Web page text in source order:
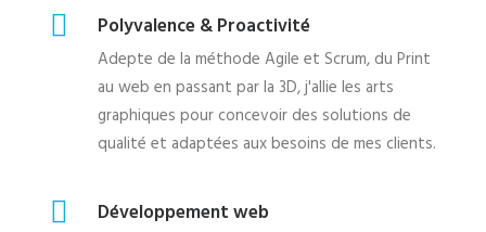
Polyvalence & Proactivité
Adepte de la méthode Agile et Scrum, du Print
au web en passant par la 3D, j'allie les arts
graphiques pour concevoir des solutions de
qualité et adaptées aux besoins de mes clients.
Développement web